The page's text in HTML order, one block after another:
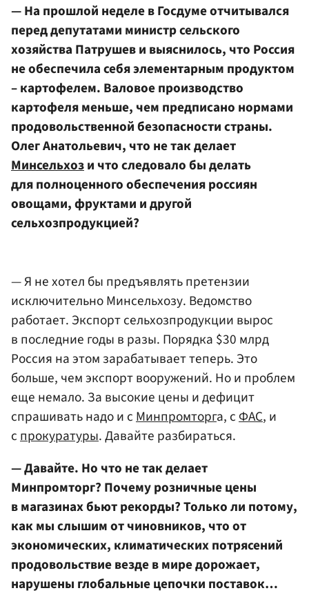
— На прошлой неделе в Госдуме отчитывался
перед депутатами министр сельского
хозяйства Патрушев и выяснилось, что Россия
не обеспечила себя элементарным продуктом
– картофелем. Валовое производство
картофеля меньше, чем предписано нормами
продовольственной безопасности страны.
Олег Анатольевич, что не так делает
Минсельхози что следовало бы делать
для полноценного обеспечения россиян
овощами, фруктами и другой
сельхозпродукцией?
— Я не хотел бы предъявлять претензии
исключительно Минсельхозу. Ведомство
работает. Экспорт сельхозпродукции вырос
в последние годы в разы. Порядка $30 млрд
Россия на этом зарабатывает теперь. Это
больше, чем экспорт вооружений. Но и проблем
еще немало. За высокие цены и дефицит
спрашивать надо и сМинпромторга, сФАС, и
спрокуратуры. Давайте разбираться.
— Давайте. Но что не так делает
Минпромторг? Почему розничные цены
в магазинах бьют рекорды? Только ли потому,
как мы слышим от чиновников, что от
экономических, климатических потрясений
продовольствие везде в мире дорожает,
нарушены глобальные цепочки поставок…